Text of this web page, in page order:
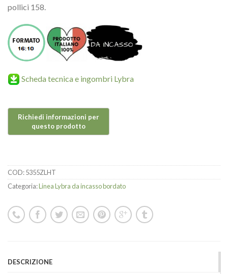
pollici 158.
Scheda tecnica e ingombri Lybra
COD:5355ZLHT
Categoria:Linea Lybra da incasso bordato
DESCRIZIONE